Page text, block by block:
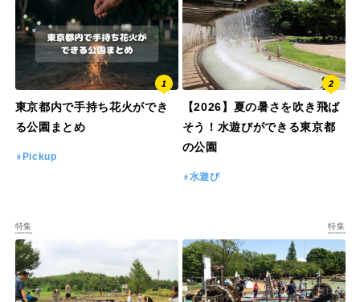
東京都内で手持ち花火ができ
る公園まとめ
Pickup
【2026】夏の暑さを吹き飛ば
そう！水遊びができる東京都
の公園
水遊び
特集 特集